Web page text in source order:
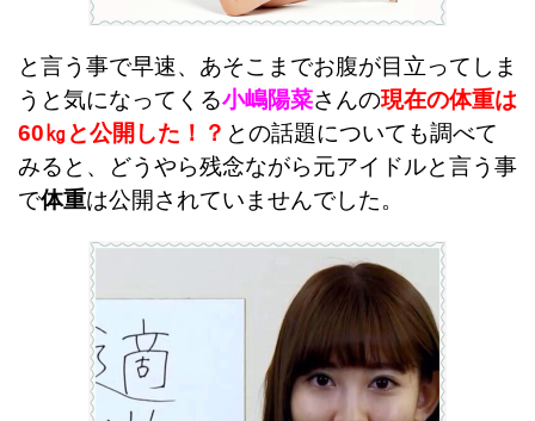
と言う事で早速、あそこまでお腹が目立ってしま
うと気になってくる小嶋陽菜さんの現在の体重は
60㎏と公開した！？ との話題についても調べて
みると、どうやら残念ながら元アイドルと言う事
で体重は公開されていませんでした。